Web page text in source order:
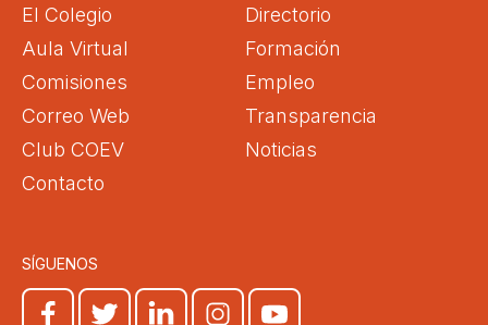
El Colegio
Directorio
Aula Virtual
Formación
Comisiones
Empleo
Correo Web
Transparencia
Club COEV
Noticias
Contacto
SÍGUENOS